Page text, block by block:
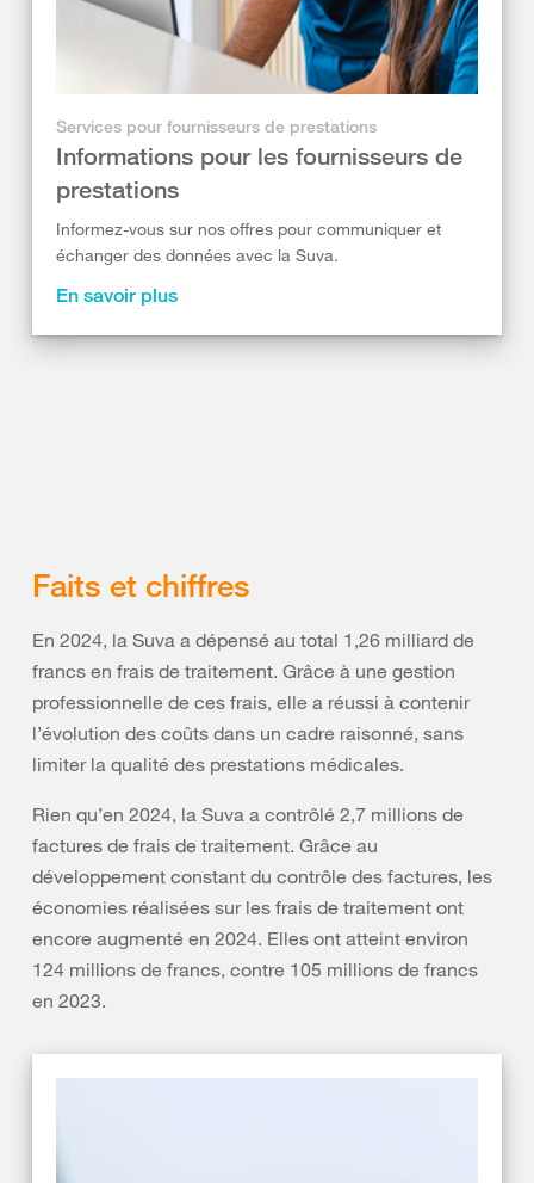
Services pour fournisseurs de prestations
Informations pour les fournisseurs de
prestations
Informez-vous sur nos offres pour communiquer et
échanger des données avec la Suva.
En savoir plus
Faits et chiffres
En 2024, la Suva a dépensé au total 1,26 milliard de
francs en frais de traitement. Grâce à une gestion
professionnelle de ces frais, elle a réussi à contenir
l’évolution des coûts dans un cadre raisonné, sans
limiter la qualité des prestations médicales.
Rien qu’en 2024, la Suva a contrôlé 2,7 millions de
factures de frais de traitement. Grâce au
développement constant du contrôle des factures, les
économies réalisées sur les frais de traitement ont
encore augmenté en 2024. Elles ont atteint environ
124 millions de francs, contre 105 millions de francs
en 2023.